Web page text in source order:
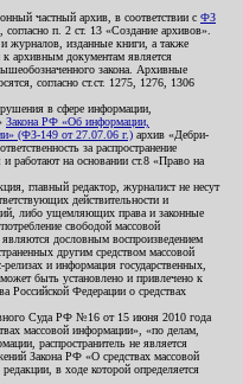
частный архив, в соответствии с ФЗ
, согласно п. 2 ст. 13 «Создание архивов».
журналов, изданные книги, а также
архивным документам является
закона. Архивные
согласно ст.ст. 1275, 1276, 1306
в сфере информации,
Закона РФ «Об информации,
(ФЗ-149 от 27.07.06 г.) архив «Дебри-
за распространение
работают на основании ст.8 «Право на
главный редактор, журналист не несут
действительности и
либо ущемляющих права и законные
свободой массовой
дословным воспроизведением
другим средством массовой
и информация государственных,
быть установлено и привлечено к
Российской Федерации о средствах
Суда РФ №16 от 15 июня 2010 года
массовой информации», «по делам,
распространитель не является
Закона РФ «О средствах массовой
в ходе которой определяется